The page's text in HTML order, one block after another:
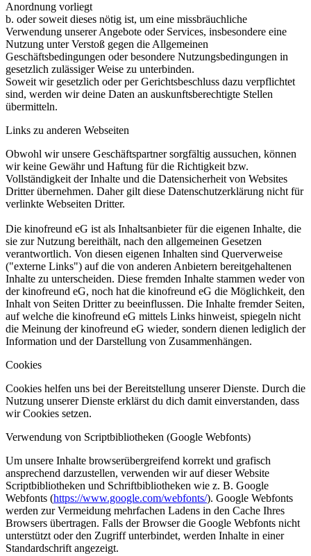
Anordnung vorliegt
b. oder soweit dieses nötig ist, um eine missbräuchliche
Verwendung unserer Angebote oder Services, insbesondere eine
Nutzung unter Verstoß gegen die Allgemeinen
Geschäftsbedingungen oder besondere Nutzungsbedingungen in
gesetzlich zulässiger Weise zu unterbinden.
Soweit wir gesetzlich oder per Gerichtsbeschluss dazu verpflichtet
sind, werden wir deine Daten an auskunftsberechtigte Stellen
übermitteln.
Links zu anderen Webseiten
Obwohl wir unsere Geschäftspartner sorgfältig aussuchen, können
wir keine Gewähr und Haftung für die Richtigkeit bzw.
Vollständigkeit der Inhalte und die Datensicherheit von Websites
Dritter übernehmen. Daher gilt diese Datenschutzerklärung nicht für
verlinkte Webseiten Dritter.
Die kinofreund eG ist als Inhaltsanbieter für die eigenen Inhalte, die
sie zur Nutzung bereithält, nach den allgemeinen Gesetzen
verantwortlich. Von diesen eigenen Inhalten sind Querverweise
("externe Links") auf die von anderen Anbietern bereitgehaltenen
Inhalte zu unterscheiden. Diese fremden Inhalte stammen weder von
der kinofreund eG, noch hat die kinofreund eG die Möglichkeit, den
Inhalt von Seiten Dritter zu beeinflussen. Die Inhalte fremder Seiten,
auf welche die kinofreund eG mittels Links hinweist, spiegeln nicht
die Meinung der kinofreund eG wieder, sondern dienen lediglich der
Information und der Darstellung von Zusammenhängen.
Cookies
Cookies helfen uns bei der Bereitstellung unserer Dienste. Durch die
Nutzung unserer Dienste erklärst du dich damit einverstanden, dass
wir Cookies setzen.
Verwendung von Scriptbibliotheken (Google Webfonts)
Um unsere Inhalte browserübergreifend korrekt und grafisch
ansprechend darzustellen, verwenden wir auf dieser Website
Scriptbibliotheken und Schriftbibliotheken wie z. B. Google
Webfonts (https://www.google.com/webfonts/). Google Webfonts
werden zur Vermeidung mehrfachen Ladens in den Cache Ihres
Browsers übertragen. Falls der Browser die Google Webfonts nicht
unterstützt oder den Zugriff unterbindet, werden Inhalte in einer
Standardschrift angezeigt.